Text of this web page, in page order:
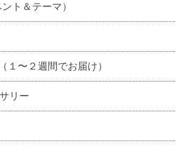
ト＆テーマ）
１〜２週間でお届け）
リー